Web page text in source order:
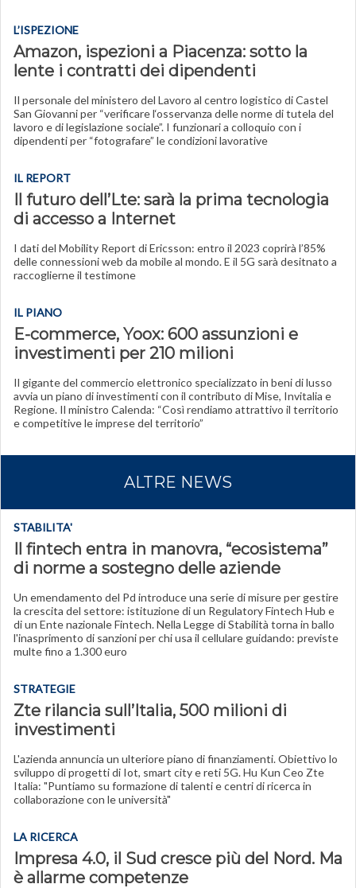
L’ISPEZIONE
Amazon, ispezioni a Piacenza: sotto la
lente i contratti dei dipendenti
Il personale del ministero del Lavoro al centro logistico di Castel
San Giovanni per “verificare l‘osservanza delle norme di tutela del
lavoro e di legislazione sociale”. I funzionari a colloquio con i
dipendenti per “fotografare” le condizioni lavorative
IL REPORT
Il futuro dell’Lte: sarà la prima tecnologia
di accesso a Internet
I dati del Mobility Report di Ericsson: entro il 2023 coprirà l’85%
delle connessioni web da mobile al mondo. E il 5G sarà desitnato a
raccoglierne il testimone
IL PIANO
E-commerce, Yoox: 600 assunzioni e
investimenti per 210 milioni
Il gigante del commercio elettronico specializzato in beni di lusso
avvia un piano di investimenti con il contributo di Mise, Invitalia e
Regione. Il ministro Calenda: “Così rendiamo attrattivo il territorio
e competitive le imprese del territorio”
ALTRE NEWS
STABILITA'
Il fintech entra in manovra, “ecosistema”
di norme a sostegno delle aziende
Un emendamento del Pd introduce una serie di misure per gestire
la crescita del settore: istituzione di un Regulatory Fintech Hub e
di un Ente nazionale Fintech. Nella Legge di Stabilità torna in ballo
l'inasprimento di sanzioni per chi usa il cellulare guidando: previste
multe fino a 1.300 euro
STRATEGIE
Zte rilancia sull’Italia, 500 milioni di
investimenti
L'azienda annuncia un ulteriore piano di finanziamenti. Obiettivo lo
sviluppo di progetti di Iot, smart city e reti 5G. Hu Kun Ceo Zte
Italia: "Puntiamo su formazione di talenti e centri di ricerca in
collaborazione con le università"
LA RICERCA
Impresa 4.0, il Sud cresce più del Nord. Ma
è allarme competenze